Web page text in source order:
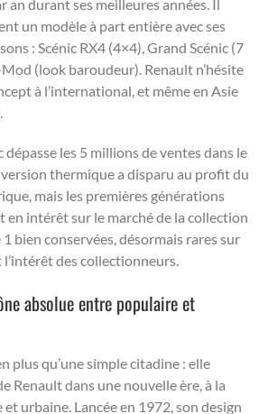
an durant ses meilleures années. Il
un modèle à part entière avec ses
: Scénic RX4 (4×4), Grand Scénic (7
Mod (look baroudeur). Renault n’hésite
à l’international, et même en Asie
dépasse les 5 millions de ventes dans le
version thermique a disparu au profit du
mais les premières générations
en intérêt sur le marché de la collection
bien conservées, désormais rares sur
des collectionneurs.
absolue entre populaire et
plus qu’une simple citadine : elle
Renault dans une nouvelle ère, à la
urbaine. Lancée en 1972, son design